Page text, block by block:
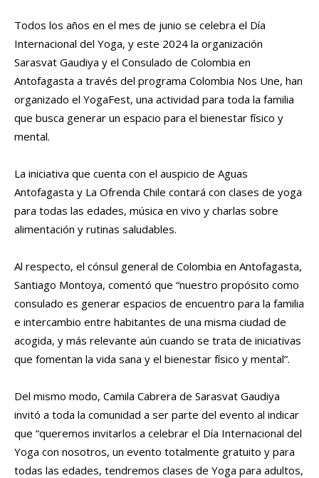
Todos los años en el mes de junio se celebra el Día
Internacional del Yoga, y este 2024 la organización
Sarasvat Gaudiya y el Consulado de Colombia en
Antofagasta a través del programa Colombia Nos Une, han
organizado el YogaFest, una actividad para toda la familia
que busca generar un espacio para el bienestar físico y
mental.
La iniciativa que cuenta con el auspicio de Aguas
Antofagasta y La Ofrenda Chile contará con clases de yoga
para todas las edades, música en vivo y charlas sobre
alimentación y rutinas saludables.
Al respecto, el cónsul general de Colombia en Antofagasta,
Santiago Montoya, comentó que “nuestro propósito como
consulado es generar espacios de encuentro para la familia
e intercambio entre habitantes de una misma ciudad de
acogida, y más relevante aún cuando se trata de iniciativas
que fomentan la vida sana y el bienestar físico y mental”.
Del mismo modo, Camila Cabrera de Sarasvat Gaudiya
invitó a toda la comunidad a ser parte del evento al indicar
que “queremos invitarlos a celebrar el Día Internacional del
Yoga con nosotros, un evento totalmente gratuito y para
todas las edades, tendremos clases de Yoga para adultos,